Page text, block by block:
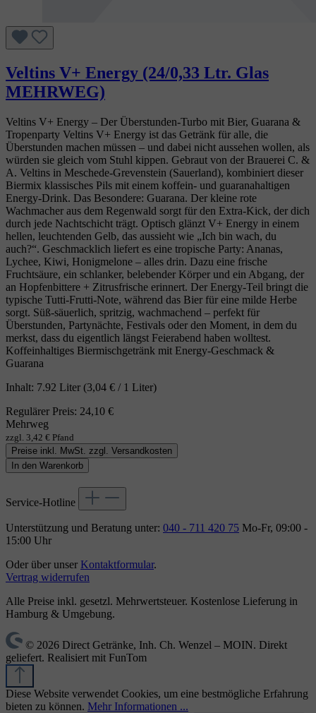
Veltins V+ Energy (24/0,33 Ltr. Glas
MEHRWEG)
Veltins V+ Energy – Der Überstunden‑Turbo mit Bier, Guarana &
Tropenparty Veltins V+ Energy ist das Getränk für alle, die
Überstunden machen müssen – und dabei nicht aussehen wollen, als
würden sie gleich vom Stuhl kippen. Gebraut von der Brauerei C. &
A. Veltins in Meschede‑Grevenstein (Sauerland), kombiniert dieser
Biermix klassisches Pils mit einem koffein‑ und guaranahaltigen
Energy‑Drink. Das Besondere: Guarana. Der kleine rote
Wachmacher aus dem Regenwald sorgt für den Extra‑Kick, der dich
durch jede Nachtschicht trägt. Optisch glänzt V+ Energy in einem
hellen, leuchtenden Gelb, das aussieht wie „Ich bin wach, du
auch?“. Geschmacklich liefert es eine tropische Party: Ananas,
Lychee, Kiwi, Honigmelone – alles drin. Dazu eine frische
Fruchtsäure, ein schlanker, belebender Körper und ein Abgang, der
an Hopfenbittere + Zitrusfrische erinnert. Der Energy‑Teil bringt die
typische Tutti‑Frutti‑Note, während das Bier für eine milde Herbe
sorgt. Süß‑säuerlich, spritzig, wachmachend – perfekt für
Überstunden, Partynächte, Festivals oder den Moment, in dem du
merkst, dass du eigentlich längst Feierabend haben wolltest.
Koffeinhaltiges Biermischgetränk mit Energy‑Geschmack &
Guarana
Inhalt: 7.92 Liter (3,04 € / 1 Liter)
Regulärer Preis: 24,10 €
Mehrweg
zzgl. 3,42 € Pfand
Preise inkl. MwSt. zzgl. Versandkosten
In den Warenkorb
Service-Hotline
Unterstützung und Beratung unter: 040 - 711 420 75 Mo-Fr, 09:00 -
15:00 Uhr
Oder über unser Kontaktformular.
Vertrag widerrufen
Alle Preise inkl. gesetzl. Mehrwertsteuer. Kostenlose Lieferung in
Hamburg & Umgebung.
© 2026 Direct Getränke, Inh. Ch. Wenzel – MOIN. Direkt
geliefert. Realisiert mit FunTom
Diese Website verwendet Cookies, um eine bestmögliche Erfahrung
bieten zu können. Mehr Informationen ...